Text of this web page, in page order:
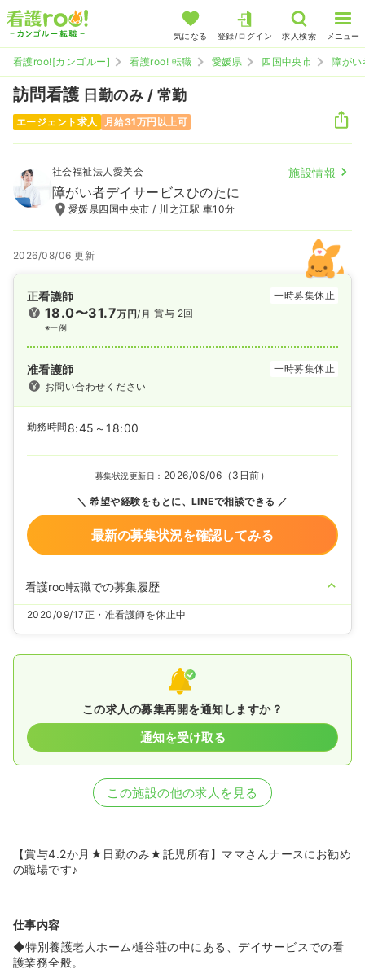
気になる 登録/ログイン 求人検索 メニュー
看護roo![カンゴルー] 看護roo! 転職 愛媛県 四国中央市 障がい
訪問看護 日勤のみ / 常勤
エージェント求人 月給31万円以上可
社会福祉法人愛美会 施設情報
障がい者デイサービスひのたに
愛媛県四国中央市 / 川之江駅 車10分
2026/08/06 更新
正看護師 一時募集休止
18.0〜31.7万円/月
※一例
賞与 2回
准看護師
一時募集休止
お問い合わせください
勤務時間 8:45～18:00
募集状況更新日： 2026/08/06（3日前）
希望や経験をもとに、LINEで相談できる
最新の募集状況を確認してみる
看護roo!転職での募集履歴
2020/09/17正・准看護師を休止中
この求人の募集再開を通知しますか？
通知を受け取る
この施設の他の求人を見る
【賞与4.2か月★日勤のみ★託児所有】ママさんナースにお勧め
の職場です♪
仕事内容
◆特別養護老人ホーム樋谷荘の中にある、デイサービスでの看
護業務全般。